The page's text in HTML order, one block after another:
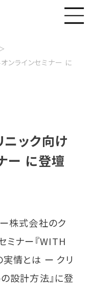
ンラインセミナー に
ニック向け
ー に登壇
株式会社のク
ミナー『WITH
情とは ー クリ
設計方法』に登